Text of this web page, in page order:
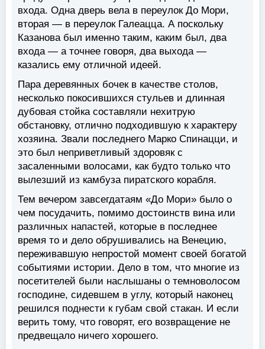
входа. Одна дверь вела в переулок До Мори,
вторая — в переулок Галеацца. А поскольку
Казанова был именно таким, каким был, два
входа — а точнее говоря, два выхода —
казались ему отличной идеей.
Пара деревянных бочек в качестве столов,
несколько покосившихся стульев и длинная
дубовая стойка составляли нехитрую
обстановку, отлично подходившую к характеру
хозяина. Звали последнего Марко Спинацци, и
это был неприветливый здоровяк с
засаленными волосами, как будто только что
вылезший из камбуза пиратского корабля.
Тем вечером завсегдатаям «До Мори» было о
чем посудачить, помимо достоинств вина или
различных напастей, которые в последнее
время то и дело обрушивались на Венецию,
переживавшую непростой момент своей богатой
событиями истории. Дело в том, что многие из
посетителей были наслышаны о темноволосом
господине, сидевшем в углу, который наконец
решился поднести к губам свой стакан. И если
верить тому, что говорят, его возвращение не
предвещало ничего хорошего.